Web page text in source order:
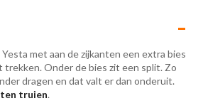
met aan de zijkanten een extra bies
trekken. Onder de bies zit een split. Zo
dragen en dat valt er dan onderuit.
truien.